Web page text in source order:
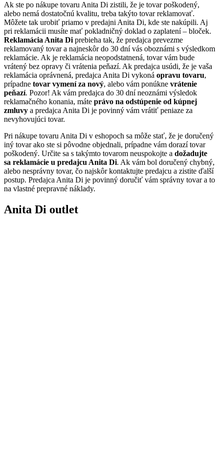
Ak ste po nákupe tovaru Anita Di zistili, že je tovar poškodený,
alebo nemá dostatočnú kvalitu, treba takýto tovar reklamovať.
Môžete tak urobiť priamo v predajni Anita Di, kde ste nakúpili. Aj
pri reklamácii musíte mať pokladničný doklad o zaplatení – bloček.
Reklamácia Anita Di prebieha tak, že predajca prevezme
reklamovaný tovar a najneskôr do 30 dní vás oboznámi s výsledkom
reklamácie. Ak je reklamácia neopodstatnená, tovar vám bude
vrátený bez opravy či vrátenia peňazí. Ak predajca usúdi, že je vaša
reklamácia oprávnená, predajca Anita Di vykoná opravu tovaru,
prípadne tovar vymení za nový, alebo vám ponúkne vrátenie
peňazí. Pozor! Ak vám predajca do 30 dní neoznámi výsledok
reklamačného konania, máte právo na odstúpenie od kúpnej
zmluvy a predajca Anita Di je povinný vám vrátiť peniaze za
nevyhovujúci tovar.
Pri nákupe tovaru Anita Di v eshopoch sa môže stať, že je doručený
iný tovar ako ste si pôvodne objednali, prípadne vám dorazí tovar
poškodený. Určite sa s takýmto tovarom neuspokojte a dožadujte
sa reklamácie u predajcu Anita Di. Ak vám bol doručený chybný,
alebo nesprávny tovar, čo najskôr kontaktujte predajcu a zistite ďalší
postup. Predajca Anita Di je povinný doručiť vám správny tovar a to
na vlastné prepravné náklady.
Anita Di outlet